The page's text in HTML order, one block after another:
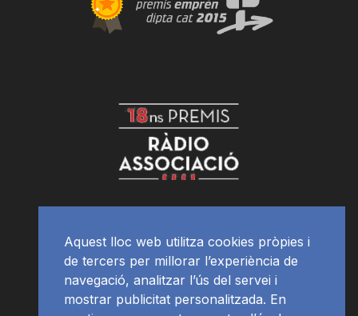
Aquest lloc web utilitza cookies pròpies i
de tercers per millorar l’experiència de
navegació, analitzar l’ús del servei i
mostrar publicitat personalitzada. En